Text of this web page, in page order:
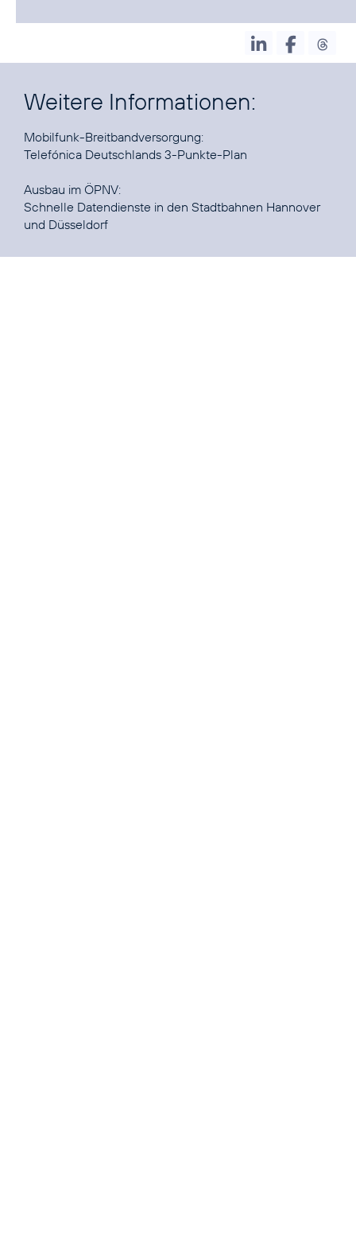
Weitere Informationen:
Telefónica Deutschlands 3-Punkte-Plan
Schnelle Datendienste in den Stadtbahnen Hannover
und Düsseldorf